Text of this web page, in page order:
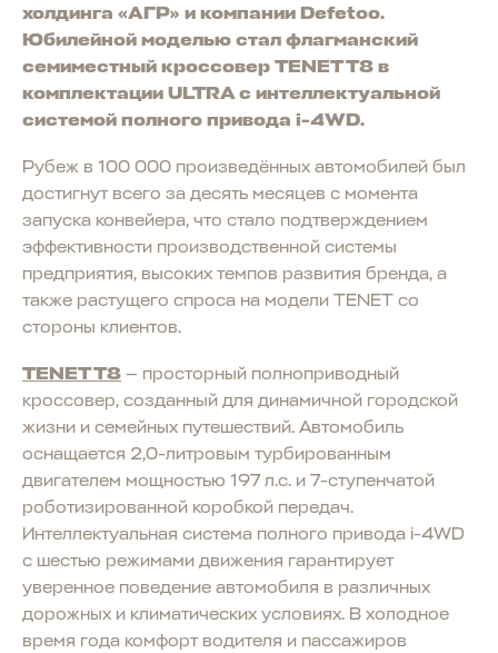
холдинга «АГР» и компании Defetoo.
Юбилейной моделью стал флагманский
семиместный кроссовер TENET T8 в
комплектации ULTRA с интеллектуальной
системой полного привода i-4WD.
Рубеж в 100 000 произведённых автомобилей был
достигнут всего за десять месяцев с момента
запуска конвейера, что стало подтверждением
эффективности производственной системы
предприятия, высоких темпов развития бренда, а
также растущего спроса на модели TENET со
стороны клиентов.
TENET T8 — просторный полноприводный
кроссовер, созданный для динамичной городской
жизни и семейных путешествий. Автомобиль
оснащается 2,0-литровым турбированным
двигателем мощностью 197 л.с. и 7-ступенчатой
роботизированной коробкой передач.
Интеллектуальная система полного привода i-4WD
с шестью режимами движения гарантирует
уверенное поведение автомобиля в различных
дорожных и климатических условиях. В холодное
время года комфорт водителя и пассажиров